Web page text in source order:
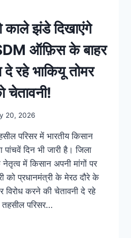
काले झंडे दिखाएंगे
ऑफ़िस के बाहर
रहे भाकियू तोमर
चेतावनी!
20, 2026
परिसर में भारतीय किसान
दिन भी जारी है। जिला
में किसान अपनी मांगों पर
को प्रधानमंत्री के मेरठ दौरे के
विरोध करने की चेतावनी दे रहे
परिसर…